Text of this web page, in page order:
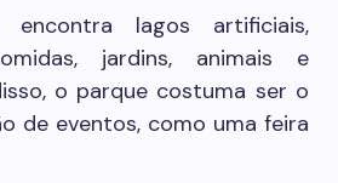
lagos artificiais,
jardins, animais e
o parque costuma ser o
de eventos, como uma feira